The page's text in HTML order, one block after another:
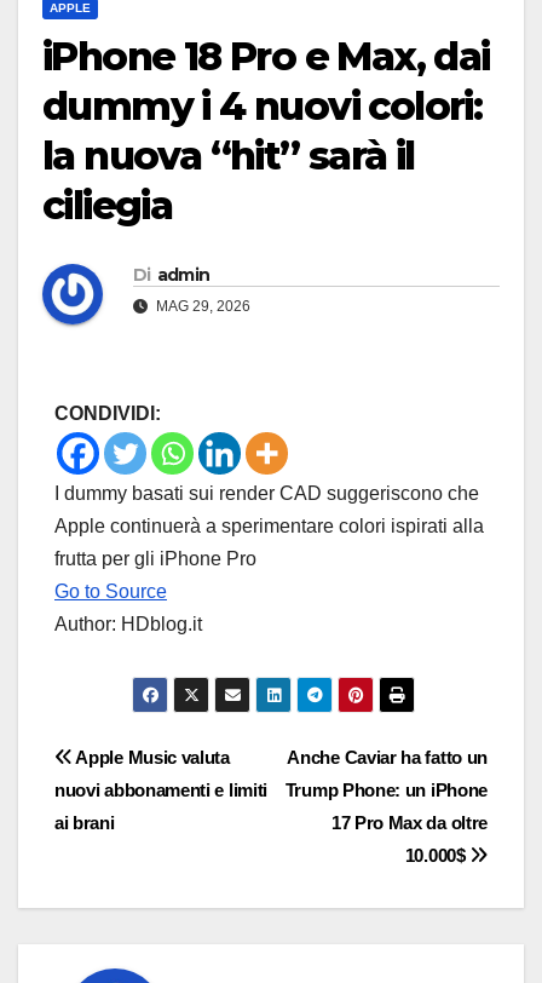
APPLE
iPhone 18 Pro e Max, dai
dummy i 4 nuovi colori:
la nuova “hit” sarà il
ciliegia
Di admin
MAG 29, 2026
CONDIVIDI:
I dummy basati sui render CAD suggeriscono che
Apple continuerà a sperimentare colori ispirati alla
frutta per gli iPhone Pro
Go to Source
Author: HDblog.it
Navigazione
articoli
Anche Caviar ha fatto un
Trump Phone: un iPhone
17 Pro Max da oltre
10.000$
Apple Music valuta
nuovi abbonamenti e limiti
ai brani